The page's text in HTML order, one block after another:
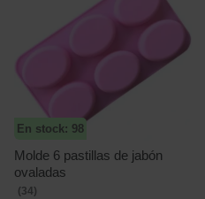
En stock: 98
Molde 6 pastillas de jabón
ovaladas
(34)